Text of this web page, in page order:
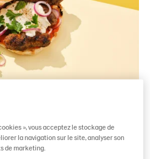
de
enrichit son
nouveauté : le
», vous acceptez le stockage de
la navigation sur le site, analyser son
de marketing.